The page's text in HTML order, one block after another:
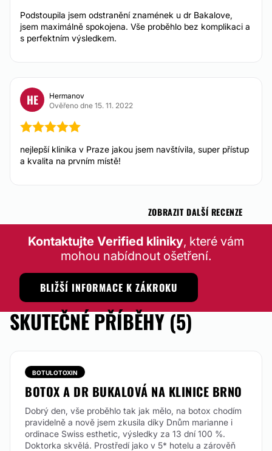
Podstoupila jsem odstranění znamének u dr Bakalove,
jsem maximálně spokojena. Vše proběhlo bez komplikaci a
s perfektním výsledkem.
HE
Hermanov
Ověřeno dne 15. 11. 2022
nejlepší klinika v Praze jakou jsem navštívila, super přístup
a kvalita na prvním místě!
ZOBRAZIT DALŠÍ RECENZE
Kontaktujte Verified kliniky, které vám
mohou nabídnout ošetření.
BLIŽŠÍ INFORMACE K ZÁKROKU
SKUTEČNÉ PŘÍBĚHY (5)
BOTULOTOXIN
BOTOX A DR BUKALOVÁ NA KLINICE BRNO
Dobrý den, vše proběhlo tak jak mělo, na botox chodím
pravidelně a nově jsem zkusila díky Dnům marianne i
ordinace Swiss esthetic, výsledky za 13 dní 100 %.
Doktorka skvělá. Prostředí jako v 5* hotelu a zárověň